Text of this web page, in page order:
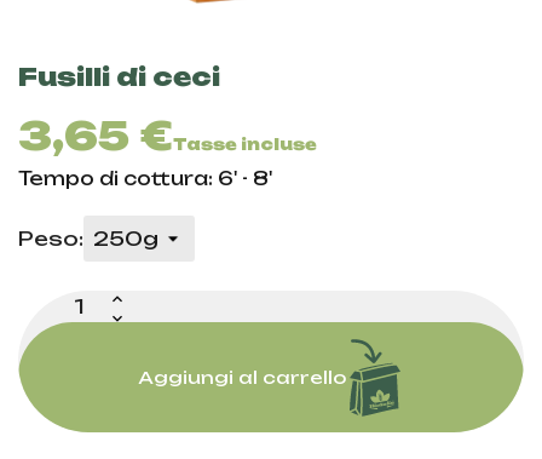
Fusilli di ceci
3,65 €Tasse incluse
Tempo di cottura: 6' - 8'
Peso:
Aggiungi al carrello